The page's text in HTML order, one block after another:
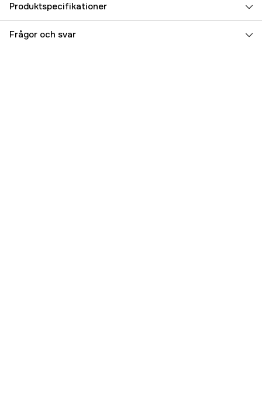
Produktspecifikationer
Drifttyp Nätdriven
Frågor och svar